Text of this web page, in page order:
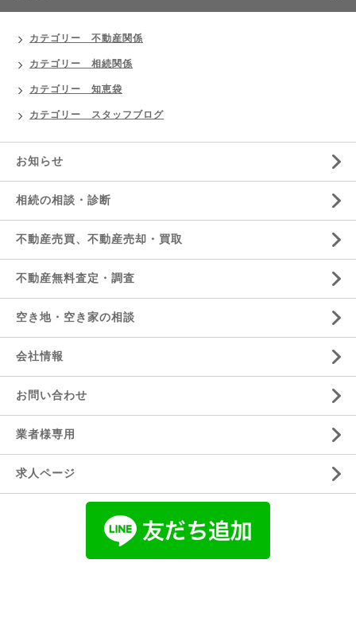
カテゴリー 不動産関係
カテゴリー 相続関係
カテゴリー 知恵袋
カテゴリー スタッフブログ
お知らせ
相続の相談・診断
不動産売買、不動産売却・買取
不動産無料査定・調査
空き地・空き家の相談
会社情報
お問い合わせ
業者様専用
求人ページ